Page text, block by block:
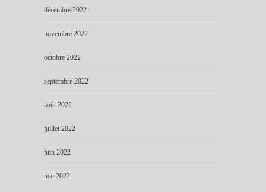
décembre 2022
novembre 2022
octobre 2022
septembre 2022
août 2022
juillet 2022
juin 2022
mai 2022